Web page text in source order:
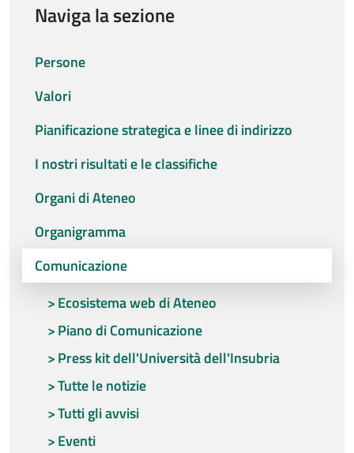
Naviga la sezione
Persone
Valori
Pianificazione strategica e linee di indirizzo
I nostri risultati e le classifiche
Organi di Ateneo
Organigramma
Comunicazione
Ecosistema web di Ateneo
Piano di Comunicazione
Press kit dell'Università dell'Insubria
Tutte le notizie
Tutti gli avvisi
Eventi